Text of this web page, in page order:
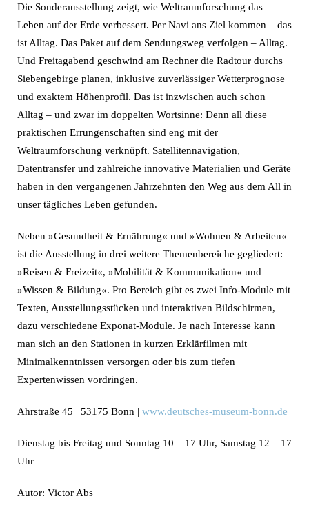
Die Sonderausstellung zeigt, wie Weltraumforschung das
Leben auf der Erde verbessert. Per Navi ans Ziel kommen – das
ist Alltag. Das Paket auf dem Sendungsweg verfolgen – Alltag.
Und Freitagabend geschwind am Rechner die Radtour durchs
Siebengebirge planen, inklusive zuverlässiger Wetterprognose
und exaktem Höhenprofil. Das ist inzwischen auch schon
Alltag – und zwar im doppelten Wortsinne: Denn all diese
praktischen Errungenschaften sind eng mit der
Weltraumforschung verknüpft. Satellitennavigation,
Datentransfer und zahlreiche innovative Materialien und Geräte
haben in den vergangenen Jahrzehnten den Weg aus dem All in
unser tägliches Leben gefunden.
Neben »Gesundheit & Ernährung« und »Wohnen & Arbeiten«
ist die Ausstellung in drei weitere Themenbereiche gegliedert:
»Reisen & Freizeit«, »Mobilität & Kommunikation« und
»Wissen & Bildung«. Pro Bereich gibt es zwei Info-Module mit
Texten, Ausstellungsstücken und interaktiven Bildschirmen,
dazu verschiedene Exponat-Module. Je nach Interesse kann
man sich an den Stationen in kurzen Erklärfilmen mit
Minimalkenntnissen versorgen oder bis zum tiefen
Expertenwissen vordringen.
Ahrstraße 45 | 53175 Bonn | www.deutsches-museum-bonn.de
Dienstag bis Freitag und Sonntag 10 – 17 Uhr, Samstag 12 – 17
Uhr
Autor: Victor Abs